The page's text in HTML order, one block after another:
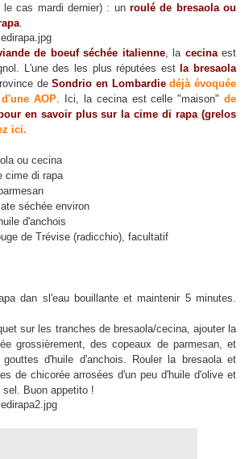
cas mardi dernier) : un roulé de bresaola ou
.
de boeuf séchée italienne, la cecinaest
L'une des les plus réputées est la bresaola
deSondrio en Lombardie déjà évoquée
AOP. Ici, la cecina est celle "maison"de
en savoir plus sur la cime di rapa (grelos
ici.
ou cecina
cime di rapa
séchée environ
d'anchois
de Trévise (radicchio), facultatif
dan sl'eau bouillante et maintenir 5 minutes.
sur les tranches de bresaola/cecina, ajouter la
grossièrement, des copeaux de parmesan, et
d'huile d'anchois. Rouler la bresaola et
de chicorée arrosées d'un peu d'huile d'olive et
sel. Buon appetito !